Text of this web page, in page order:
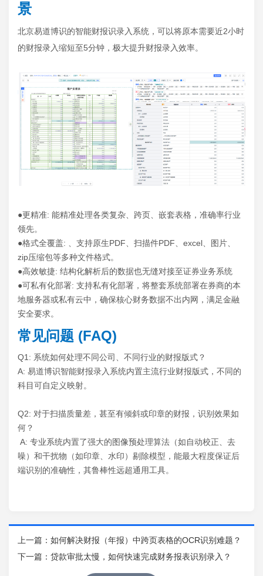
景
北京易道博识的智能财报识录入系统，可以将原本需要近2小时
的财报录入缩短至5分钟，极大提升财报录入效率。
●更精准: 能精准处理各类复杂、跨页、嵌套表格，准确率行业
领先。
●格式全覆盖: 、支持原生PDF、扫描件PDF、excel、图片、
zip压缩包等多种文件格式。
●高效敏捷: 结构化解析后的数据也无缝对接至证券业务系统
●可私有化部署: 支持私有化部署，将整套系统部署在券商的本
地服务器或私有云中，确保核心财务数据不出内网，满足金融
安全要求。
常见问题 (FAQ)
Q1: 系统如何处理不同公司、不同行业的财报版式？
A: 易道博识智能财报录入系统内置主流行业财报版式，不同的
科目可自定义映射。
Q2: 对于扫描质量差，甚至有倾斜或印章的财报，识别效果如
何？
A: 专业系统内置了强大的图像预处理算法（如自动校正、去
噪）和干扰物（如印章、水印）剔除模型，能最大程度保证后
端识别的准确性，其鲁棒性远超通用工具。
上一篇： 如何解决财报（年报）中跨页表格的OCR识别难题？
下一篇： 贷款审批太慢，如何快速完成财务报表识别录入？